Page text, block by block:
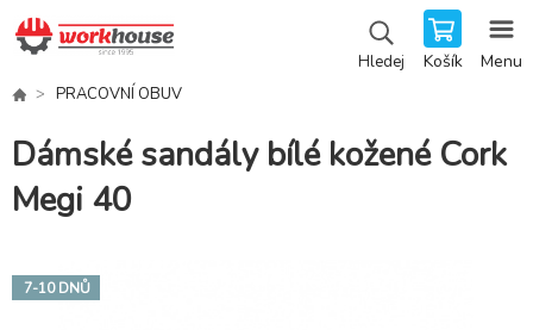
Hledej Košík Menu
PRACOVNÍ OBUV
Dámské sandály bílé kožené Cork
Megi 40
7-10 DNŮ